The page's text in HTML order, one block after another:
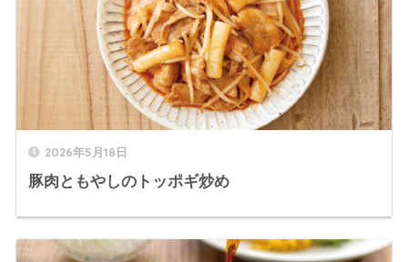
2026年5月18日
豚肉ともやしのトッポギ炒め